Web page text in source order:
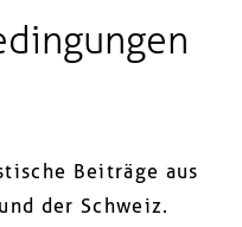
Beiträge aus
der Schweiz.